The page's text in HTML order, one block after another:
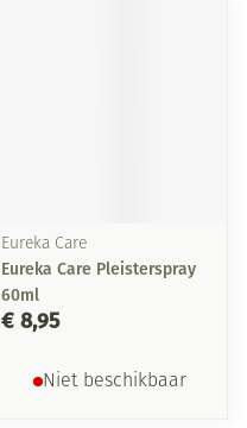
Eureka Care
Eureka Care Pleisterspray
60ml
€ 8,95
Niet beschikbaar